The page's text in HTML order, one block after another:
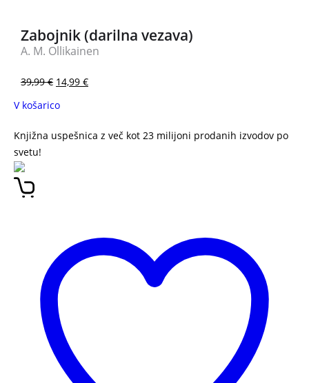
Zabojnik (darilna vezava)
A. M. Ollikainen
39,99€ 14,99 €
V košarico
Knjižna uspešnica z več kot 23 milijoni prodanih izvodov po
svetu!